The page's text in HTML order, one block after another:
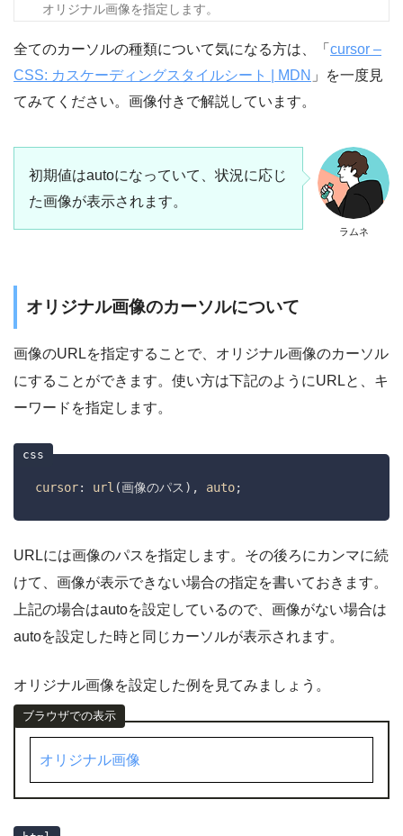
オリジナル画像を指定します。
全てのカーソルの種類について気になる方は、「 cursor –
CSS: カスケーディングスタイルシート | MDN 」を一度見
てみてください。画像付きで解説しています。
ラムネ
初期値はautoになっていて、状況に応じ
た画像が表示されます。
オリジナル画像のカーソルについて
画像のURLを指定することで、オリジナル画像のカーソル
にすることができます。使い方は下記のようにURLと、キ
ーワードを指定します。
cursor: url (画像のパス), auto;
URLには画像のパスを指定します。その後ろにカンマに続
けて、画像が表示できない場合の指定を書いておきます。
上記の場合はautoを設定しているので、画像がない場合は
autoを設定した時と同じカーソルが表示されます。
オリジナル画像を設定した例を見てみましょう。
オリジナル画像